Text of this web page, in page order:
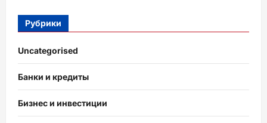
Рубрики
Uncategorised
Банки и кредиты
Бизнес и инвестиции